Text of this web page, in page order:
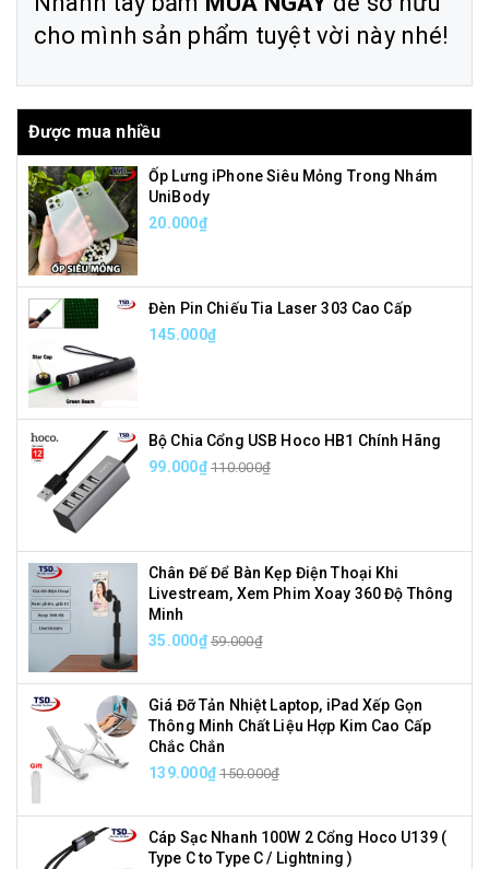
cho mình sản phẩm tuyệt vời này nhé!
Được mua nhiều
Ốp Lưng iPhone Siêu Mỏng Trong Nhám
UniBody
20.000₫
Đèn Pin Chiếu Tia Laser 303 Cao Cấp
145.000₫
Bộ Chia Cổng USB Hoco HB1 Chính Hãng
99.000₫ 110.000₫
Chân Đế Để Bàn Kẹp Điện Thoại Khi
Livestream, Xem Phim Xoay 360 Độ Thông
Minh
35.000₫ 59.000₫
Giá Đỡ Tản Nhiệt Laptop, iPad Xếp Gọn
Thông Minh Chất Liệu Hợp Kim Cao Cấp
Chắc Chắn
139.000₫ 150.000₫
Cáp Sạc Nhanh 100W 2 Cổng Hoco U139 (
Type C to Type C / Lightning )